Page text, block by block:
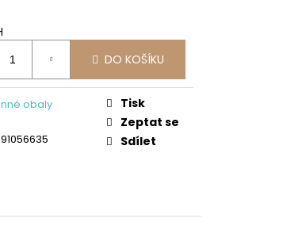
DO KOŠÍKU
obaly
Tisk
Zeptat se
Sdílet